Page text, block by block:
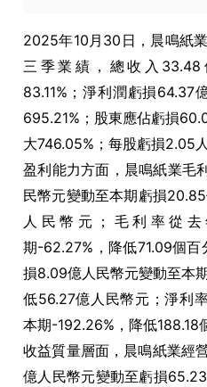
2025年10月30日，晨鳴紙
三季業績，總收入
83.11%；淨利潤虧損64.37
695.21%；股東應佔虧損
大746.05%；每股虧損2.05人
盈利能力方面，晨鳴紙業毛
民幣元變動至本期虧損
人民幣元；毛利率從
期-62.27%，降低71.09個
損8.09億人民幣元變動至本
低56.27億人民幣元；淨利
本期-192.26%，降低188.18
收益質量層面，晨鳴紙業經
億人民幣元變動至虧損